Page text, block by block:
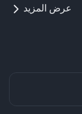
عرض المزيد